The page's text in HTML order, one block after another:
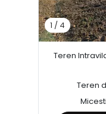
1 / 4
Teren
Teren